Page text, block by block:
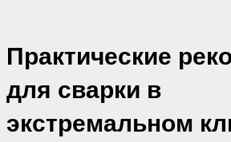
Практические
для сварки в
экстремальном